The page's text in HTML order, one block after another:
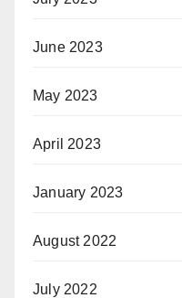
June 2023
May 2023
April 2023
January 2023
August 2022
July 2022